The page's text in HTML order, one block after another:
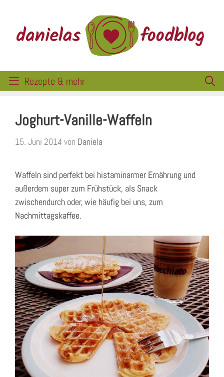
springen
Rezepte & mehr
Joghurt-Vanille-Waffeln
15. Juni 2014 von Daniela
Waffeln sind perfekt bei histaminarmer Ernährung und
außerdem super zum Frühstück, als Snack
zwischendurch oder, wie häufig bei uns, zum
Nachmittagskaffee.